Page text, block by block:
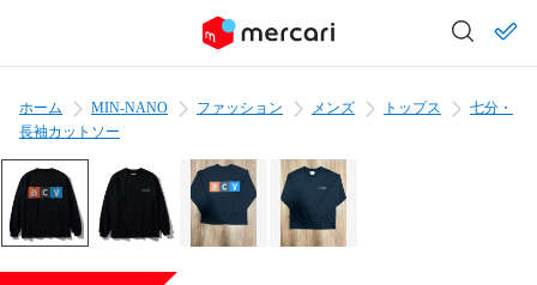
ホーム MIN-NANO ファッション メンズ トップス
七分・
長袖カットソー